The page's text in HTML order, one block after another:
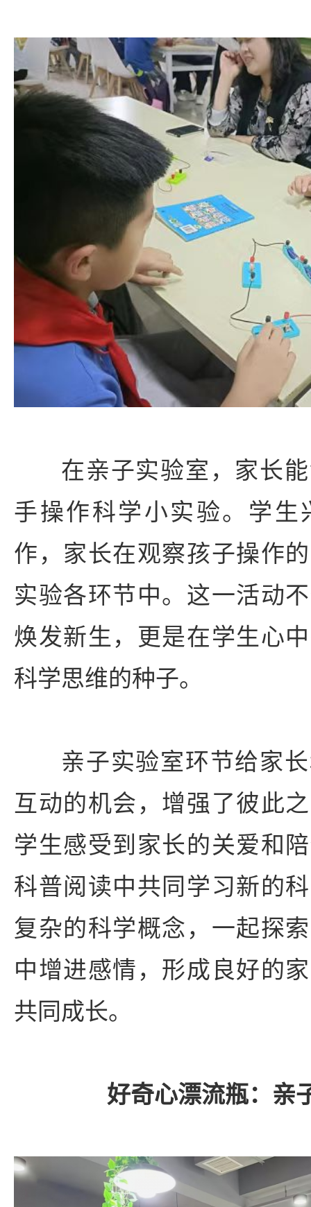
在亲子实验室，家长
手操作科学小实验。学生
作，家长在观察孩子操作
实验各环节中。这一活动
焕发新生，更是在学生心
科学思维的种子。
亲子实验室环节给家
互动的机会，增强了彼此
学生感受到家长的关爱和
科普阅读中共同学习新的
复杂的科学概念，一起探
中增进感情，形成良好的
共同成长。
好奇心漂流瓶：亲